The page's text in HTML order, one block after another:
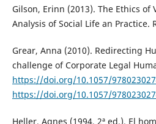
Gilson, Erinn (2013). The Ethics
Analysis of Social Life an Practice.
Grear, Anna (2010). Redirecting
challenge of Corporate Legal
https://doi.org/10.1057/
https://doi.org/10.1057/
Heller, Agnes (1994, 2ª ed.). El